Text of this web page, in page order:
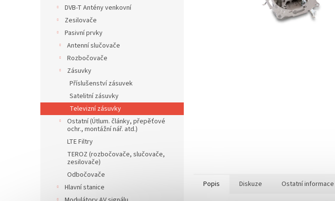
DVB-T Antény venkovní
Zesilovače
Pasivní prvky
Antenní slučovače
Rozbočovače
Zásuvky
Příslušenství zásuvek
Satelitní zásuvky
Televizní zásuvky
Ostatní (Útlum. články, přepěťové
ochr., montážní nář. atd.)
LTE Filtry
TEROZ (rozbočovače, slučovače,
zesilovače)
Odbočovače
Hlavní stanice
Popis Diskuze Ostatní informace